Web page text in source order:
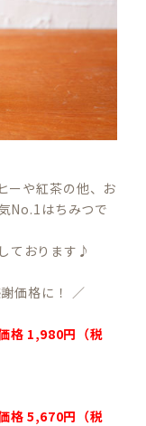
ーや紅茶の他、お
No.1はちみつで
ております♪
価格に！ ／
格 1,980円（税
格 5,670円（税